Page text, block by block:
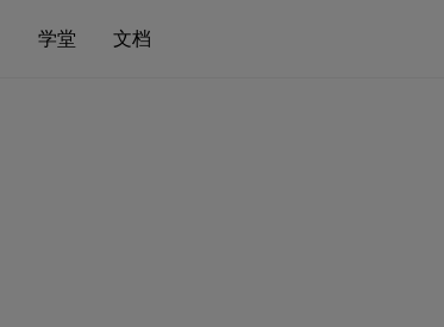
学堂 文档